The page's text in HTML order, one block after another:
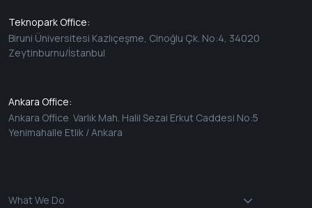
Teknopark Office:
Biruni Üniversitesi Kazlıçeşme, Cinoğlu Çk. No:4, 34020
Zeytinburnu/İstanbul
Ankara Office:
Ankara Office Varlık Mah. Halil Sezai Erkut Caddesi No:5
Yenimahalle Etlik / Ankara
What We Do